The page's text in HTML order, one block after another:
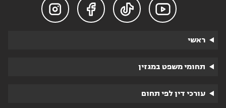




ראשי
תחומי משפט במגזין
עורכי דין לפי תחום